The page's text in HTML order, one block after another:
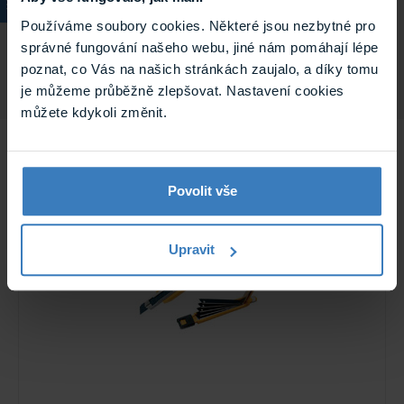
Používáme soubory cookies. Některé jsou nezbytné pro
správné fungování našeho webu, jiné nám pomáhají lépe
poznat, co Vás na našich stránkách zaujalo, a díky tomu
je můžeme průběžně zlepšovat. Nastavení cookies
můžete kdykoli změnit.
Povolit vše
Upravit
Balení Rolka
Související